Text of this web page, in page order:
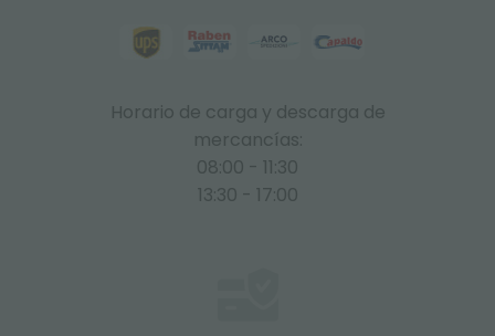
Horario de carga y descarga de
mercancías:
08:00 - 11:30
13:30 - 17:00